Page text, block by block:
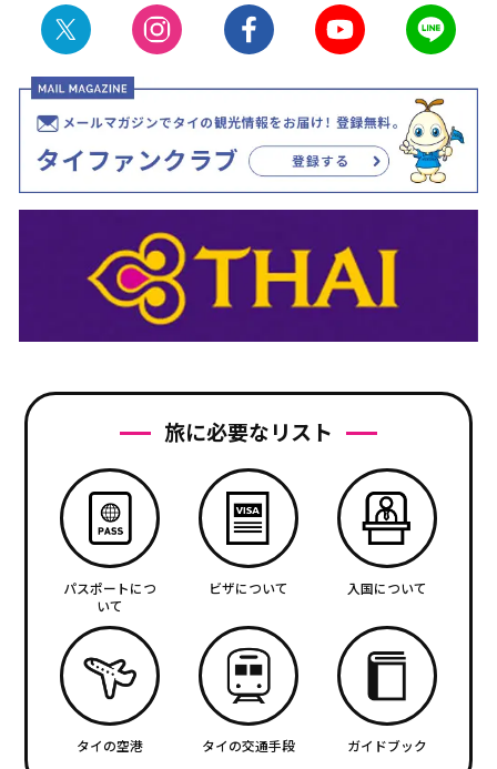
旅に必要なリスト
パスポートにつ
いて
ビザについて 入国について
タイの空港 タイの交通手段 ガイドブック